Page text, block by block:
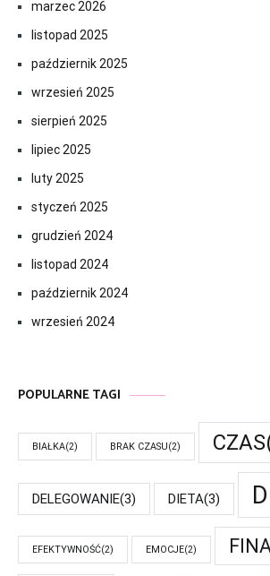
marzec 2026
listopad 2025
październik 2025
wrzesień 2025
sierpień 2025
lipiec 2025
luty 2025
styczeń 2025
grudzień 2024
listopad 2024
październik 2024
wrzesień 2024
POPULARNE TAGI
BIAŁKA(2) BRAK CZASU(2) CZAS
DELEGOWANIE(3) DIETA(3)
EFEKTYWNOŚĆ(2) EMOCJE(2)